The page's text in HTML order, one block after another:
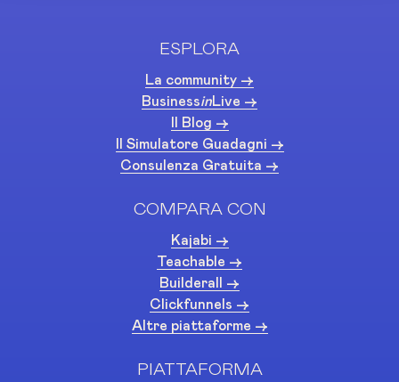
ESPLORA
La community ->
BusinessinLive ->
Il Blog ->
Il Simulatore Guadagni ->
Consulenza Gratuita ->
COMPARA CON
Kajabi ->
Teachable ->
Builderall ->
Clickfunnels ->
Altre piattaforme ->
PIATTAFORMA